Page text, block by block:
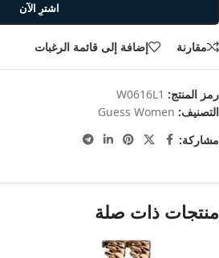
اشترِ الآن
مقارنة إضافة إلى قائمة الرغبات
رمز المنتج: W0616L1
التصنيف: Guess Women
مشاركة:
منتجات ذات صلة